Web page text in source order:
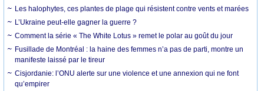
Les halophytes, ces plantes de plage qui résistent contre vents et marées
L’Ukraine peut-elle gagner la guerre ?
Comment la série « The White Lotus » remet le polar au goût du jour
Fusillade de Montréal : la haine des femmes n’a pas de parti, montre un
manifeste laissé par le tireur
Cisjordanie: l’ONU alerte sur une violence et une annexion qui ne font
qu’empirer